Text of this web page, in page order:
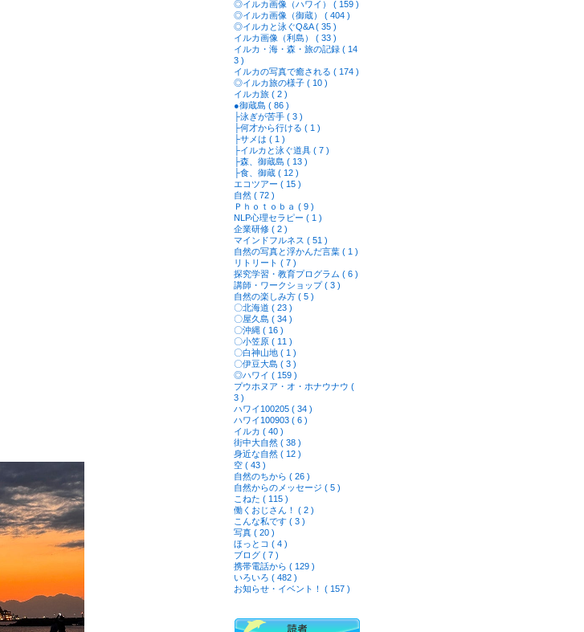
◎イルカ画像（ハワイ） ( 159 )
◎イルカ画像（御蔵） ( 404 )
◎イルカと泳ぐQ&A ( 35 )
イルカ画像（利島） ( 33 )
イルカ・海・森・旅の記録 ( 14
3 )
イルカの写真で癒される ( 174 )
◎イルカ旅の様子 ( 10 )
イルカ旅 ( 2 )
●御蔵島 ( 86 )
├泳ぎが苦手 ( 3 )
├何才から行ける ( 1 )
├サメは ( 1 )
├イルカと泳ぐ道具 ( 7 )
├森、御蔵島 ( 13 )
├食、御蔵 ( 12 )
エコツアー ( 15 )
自然 ( 72 )
Ｐｈｏｔｏｂａ ( 9 )
NLP心理セラピー ( 1 )
企業研修 ( 2 )
マインドフルネス ( 51 )
自然の写真と浮かんだ言葉 ( 1 )
リトリート ( 7 )
探究学習・教育プログラム ( 6 )
講師・ワークショップ ( 3 )
自然の楽しみ方 ( 5 )
〇北海道 ( 23 )
〇屋久島 ( 34 )
〇沖縄 ( 16 )
〇小笠原 ( 11 )
〇白神山地 ( 1 )
〇伊豆大島 ( 3 )
◎ハワイ ( 159 )
プウホヌア・オ・ホナウナウ (
3 )
ハワイ100205 ( 34 )
ハワイ100903 ( 6 )
イルカ ( 40 )
街中大自然 ( 38 )
身近な自然 ( 12 )
空 ( 43 )
自然のちから ( 26 )
自然からのメッセージ ( 5 )
こねた ( 115 )
働くおじさん！ ( 2 )
こんな私です ( 3 )
写真 ( 20 )
ほっとコ ( 4 )
ブログ ( 7 )
携帯電話から ( 129 )
いろいろ ( 482 )
お知らせ・イベント！ ( 157 )